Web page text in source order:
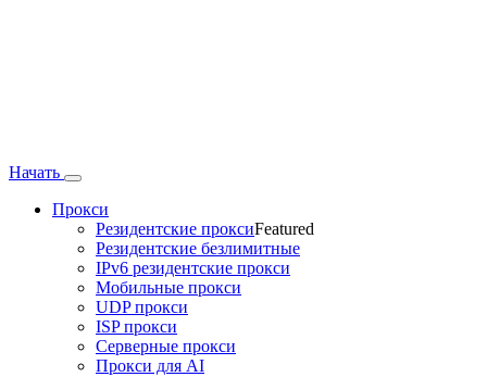
Начать
Прокси
Резидентские проксиFeatured
Резидентские безлимитные
IPv6 резидентские прокси
Мобильные прокси
UDP прокси
ISP прокси
Серверные прокси
Прокси для AI